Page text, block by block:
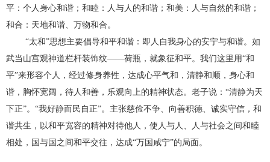
平：个人身心和谐；和睦：人与人的和谐；和美：人与自然的和谐；
和合：天地和谐、万物和合。
“太和”思想主要倡导和平和谐：即人自我身心的安宁与和谐。如
武当山宫观神道栏杆装饰纹——荷瓶，就象征和平。我们这里用“和
平”来形容个人，经过修身养性，达成心平气和，清静和顺，身心和
谐，胸怀宽阔，待人和善，乐观向上的精神状态。老子说：“清静为天
下正”。“我好静而民自正”。主张慈俭不争、向善积德、诚实守信，和
谐共生，以和平宽容的精神对待他人，使人与人、人与社会之间和睦
相处，国与国之间和平交往，达成“万国咸宁”的局面。